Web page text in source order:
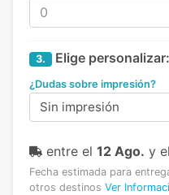
3. Elige personalizar:
¿Dudas sobre impresión?
Sin impresión
entre el 12 Ago. y el
Fecha estimada para
otros destinos Ver